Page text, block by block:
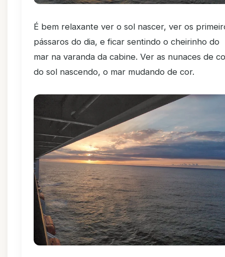
É bem relaxante ver o sol nascer, ver os
pássaros do dia, e ficar sentindo o cheirinho do
mar na varanda da cabine. Ver as nunaces de
do sol nascendo, o mar mudando de cor.